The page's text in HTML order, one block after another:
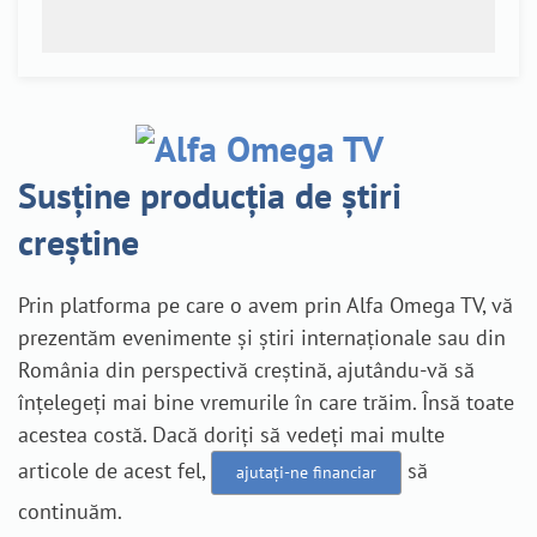
Susține producția de știri
creștine
Prin platforma pe care o avem prin Alfa Omega TV, vă
prezentăm evenimente și știri internaționale sau din
România din perspectivă creștină, ajutându-vă să
înțelegeți mai bine vremurile în care trăim. Însă toate
acestea costă. Dacă doriți să vedeți mai multe
articole de acest fel,
ajutați-ne financiar
să
continuăm.